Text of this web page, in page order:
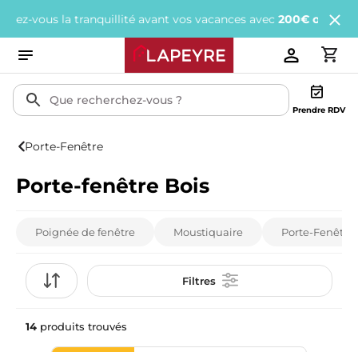
avant vos vacances avec200€ offertstous les 1
Prendre RDV
Porte-Fenêtre
Porte-fenêtre Bois
Poignée de fenêtre Moustiquaire Porte-Fenêtre
Filtres
14 produits trouvés